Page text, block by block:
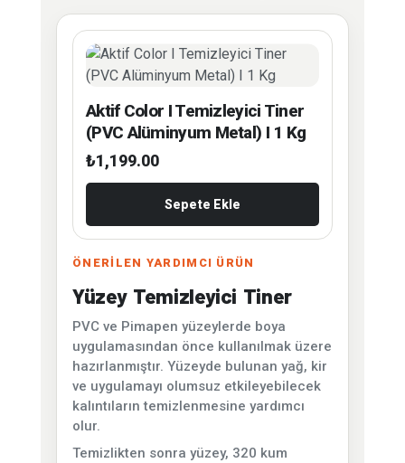
Aktif Color I Temizleyici Tiner
(PVC Alüminyum Metal) I 1 Kg
₺1,199.00
Sepete Ekle
ÖNERİLEN YARDIMCI ÜRÜN
Yüzey Temizleyici Tiner
PVC ve Pimapen yüzeylerde boya
uygulamasından önce kullanılmak üzere
hazırlanmıştır. Yüzeyde bulunan yağ, kir
ve uygulamayı olumsuz etkileyebilecek
kalıntıların temizlenmesine yardımcı
olur.
Temizlikten sonra yüzey, 320 kum